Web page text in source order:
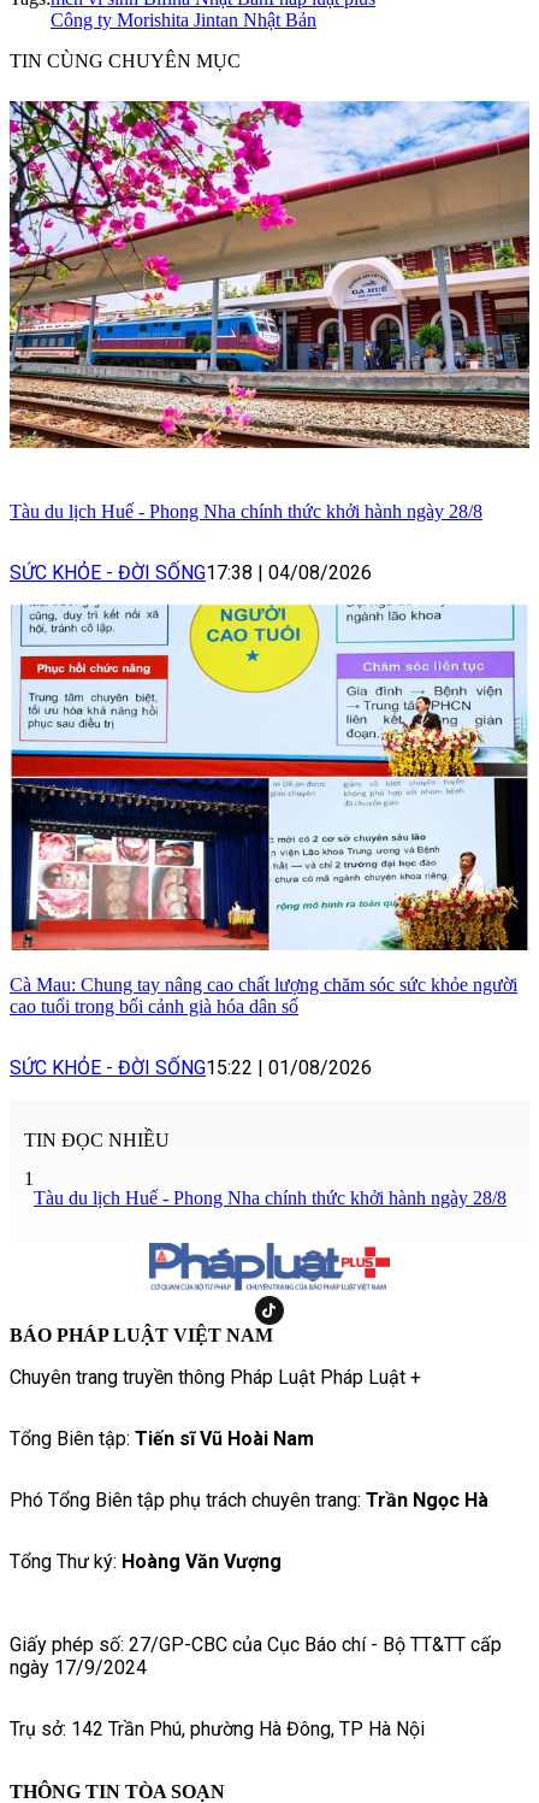
Công ty Morishita Jintan Nhật Bản
TIN CÙNG CHUYÊN MỤC
Tàu du lịch Huế - Phong Nha chính thức khởi hành ngày 28/8
SỨC KHỎE - ĐỜI SỐNG17:38 | 04/08/2026
Cà Mau: Chung tay nâng cao chất lượng chăm sóc sức khỏe người
cao tuổi trong bối cảnh già hóa dân số
SỨC KHỎE - ĐỜI SỐNG15:22 | 01/08/2026
TIN ĐỌC NHIỀU
1
Tàu du lịch Huế - Phong Nha chính thức khởi hành ngày 28/8
BÁO PHÁP LUẬT VIỆT NAM
Chuyên trang truyền thông Pháp Luật Pháp Luật +
Tổng Biên tập: Tiến sĩ Vũ Hoài Nam
Phó Tổng Biên tập phụ trách chuyên trang: Trần Ngọc Hà
Tổng Thư ký: Hoàng Văn Vượng
Giấy phép số: 27/GP-CBC của Cục Báo chí - Bộ TT&TT cấp
ngày 17/9/2024
Trụ sở: 142 Trần Phú, phường Hà Đông, TP Hà Nội
THÔNG TIN TÒA SOẠN